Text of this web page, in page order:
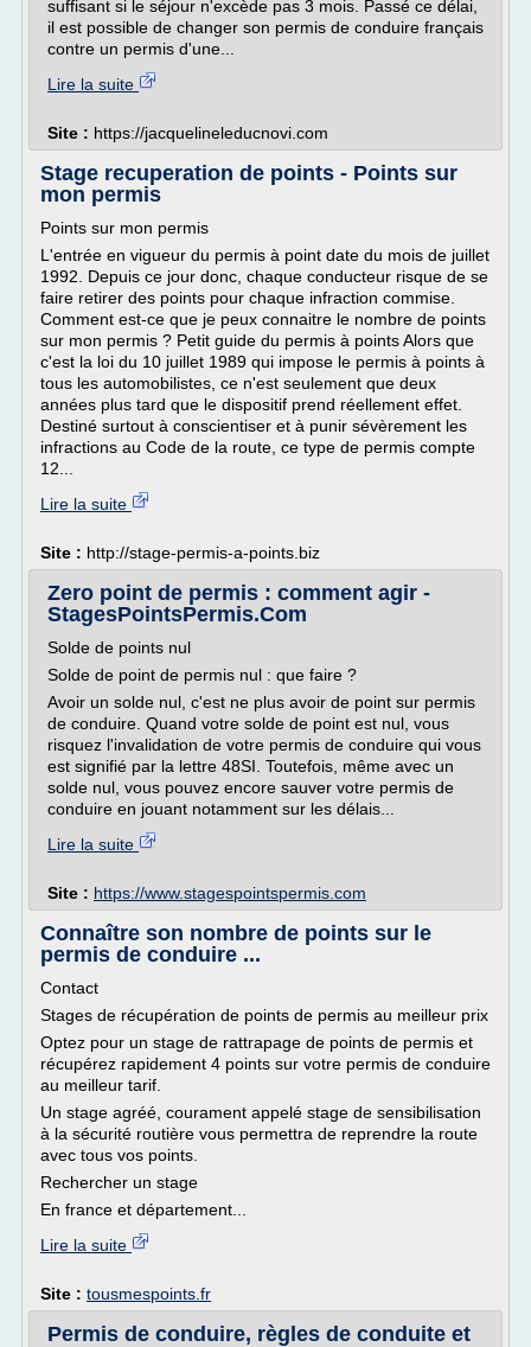
suffisant si le séjour n'excède pas 3 mois. Passé ce délai,
il est possible de changer son permis de conduire français
contre un permis d'une...
Lire la suite
Site : https://jacquelineleducnovi.com
Stage recuperation de points - Points sur
mon permis
Points sur mon permis
L'entrée en vigueur du permis à point date du mois de juillet
1992. Depuis ce jour donc, chaque conducteur risque de se
faire retirer des points pour chaque infraction commise.
Comment est-ce que je peux connaitre le nombre de points
sur mon permis ? Petit guide du permis à points Alors que
c'est la loi du 10 juillet 1989 qui impose le permis à points à
tous les automobilistes, ce n'est seulement que deux
années plus tard que le dispositif prend réellement effet.
Destiné surtout à conscientiser et à punir sévèrement les
infractions au Code de la route, ce type de permis compte
12...
Lire la suite
Site : http://stage-permis-a-points.biz
Zero point de permis : comment agir -
StagesPointsPermis.Com
Solde de points nul
Solde de point de permis nul : que faire ?
Avoir un solde nul, c'est ne plus avoir de point sur permis
de conduire. Quand votre solde de point est nul, vous
risquez l'invalidation de votre permis de conduire qui vous
est signifié par la lettre 48SI. Toutefois, même avec un
solde nul, vous pouvez encore sauver votre permis de
conduire en jouant notamment sur les délais...
Lire la suite
Site : https://www.stagespointspermis.com
Connaître son nombre de points sur le
permis de conduire ...
Contact
Stages de récupération de points de permis au meilleur prix
Optez pour un stage de rattrapage de points de permis et
récupérez rapidement 4 points sur votre permis de conduire
au meilleur tarif.
Un stage agréé, courament appelé stage de sensibilisation
à la sécurité routière vous permettra de reprendre la route
avec tous vos points.
Rechercher un stage
En france et département...
Lire la suite
Site : tousmespoints.fr
Permis de conduire, règles de conduite et